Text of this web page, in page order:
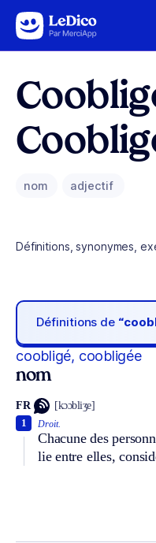
Aller au contenu
nom adjectif
Définitions, synonymes,
Définitions de
coobligé, coobligée
nom
FR [kɔɔbliʒe]
Droit.
Chacune des
lie entre elles,
1